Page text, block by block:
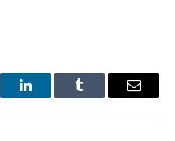
LinkedInTumblr Email